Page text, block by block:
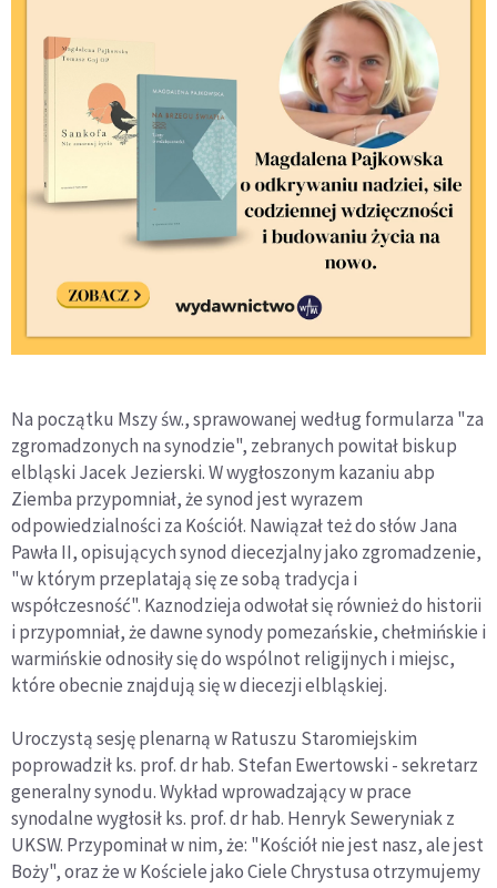
Na początku Mszy św., sprawowanej według formularza "za
zgromadzonych na synodzie", zebranych powitał biskup
elbląski Jacek Jezierski. W wygłoszonym kazaniu abp
Ziemba przypomniał, że synod jest wyrazem
odpowiedzialności za Kościół. Nawiązał też do słów Jana
Pawła II, opisujących synod diecezjalny jako zgromadzenie,
"w którym przeplatają się ze sobą tradycja i
współczesność". Kaznodzieja odwołał się również do historii
i przypomniał, że dawne synody pomezańskie, chełmińskie i
warmińskie odnosiły się do wspólnot religijnych i miejsc,
które obecnie znajdują się w diecezji elbląskiej.
Uroczystą sesję plenarną w Ratuszu Staromiejskim
poprowadził ks. prof. dr hab. Stefan Ewertowski - sekretarz
generalny synodu. Wykład wprowadzający w prace
synodalne wygłosił ks. prof. dr hab. Henryk Seweryniak z
UKSW. Przypominał w nim, że: "Kościół nie jest nasz, ale jest
Boży", oraz że w Kościele jako Ciele Chrystusa otrzymujemy